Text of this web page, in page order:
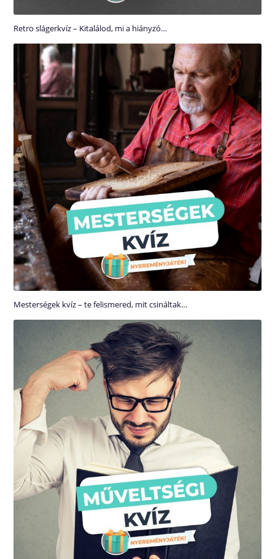
Retro slágerkvíz – Kitalálod, mi a hiányzó…
Mesterségek kvíz – te felismered, mit csináltak…